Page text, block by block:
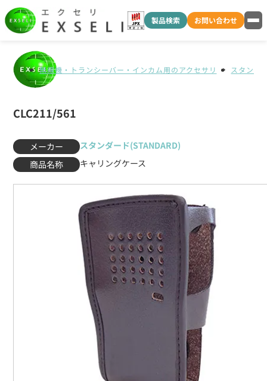
製品検索 お問い合わせ
無線機・トランシーバー・インカム用のアクセサリ スタンダ
CLC211/561
メーカー
スタンダード(STANDARD)
商品名称
キャリングケース